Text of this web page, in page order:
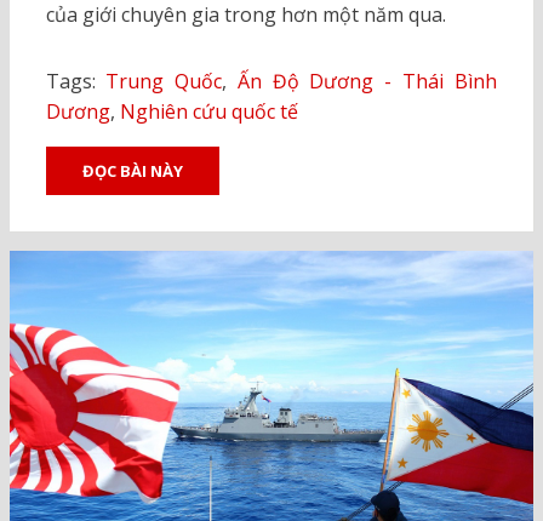
của giới chuyên gia trong hơn một năm qua.
Tags: Trung Quốc, Ấn Độ Dương - Thái Bình
Dương, Nghiên cứu quốc tế
ĐỌC BÀI NÀY